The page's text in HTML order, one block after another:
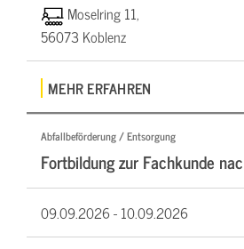
Moselring 11,
56073 Koblenz
MEHR ERFAHREN
Abfallbeförderung / Entsorgung
Fortbildung zur Fachkunde
09.09.2026 -10.09.2026